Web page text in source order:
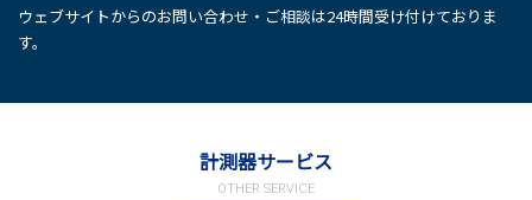
ウェブサイトからのお問い合わせ・ご相談は24時間受け付けておりま
す。
計測器サービス
OTHER SERVICE